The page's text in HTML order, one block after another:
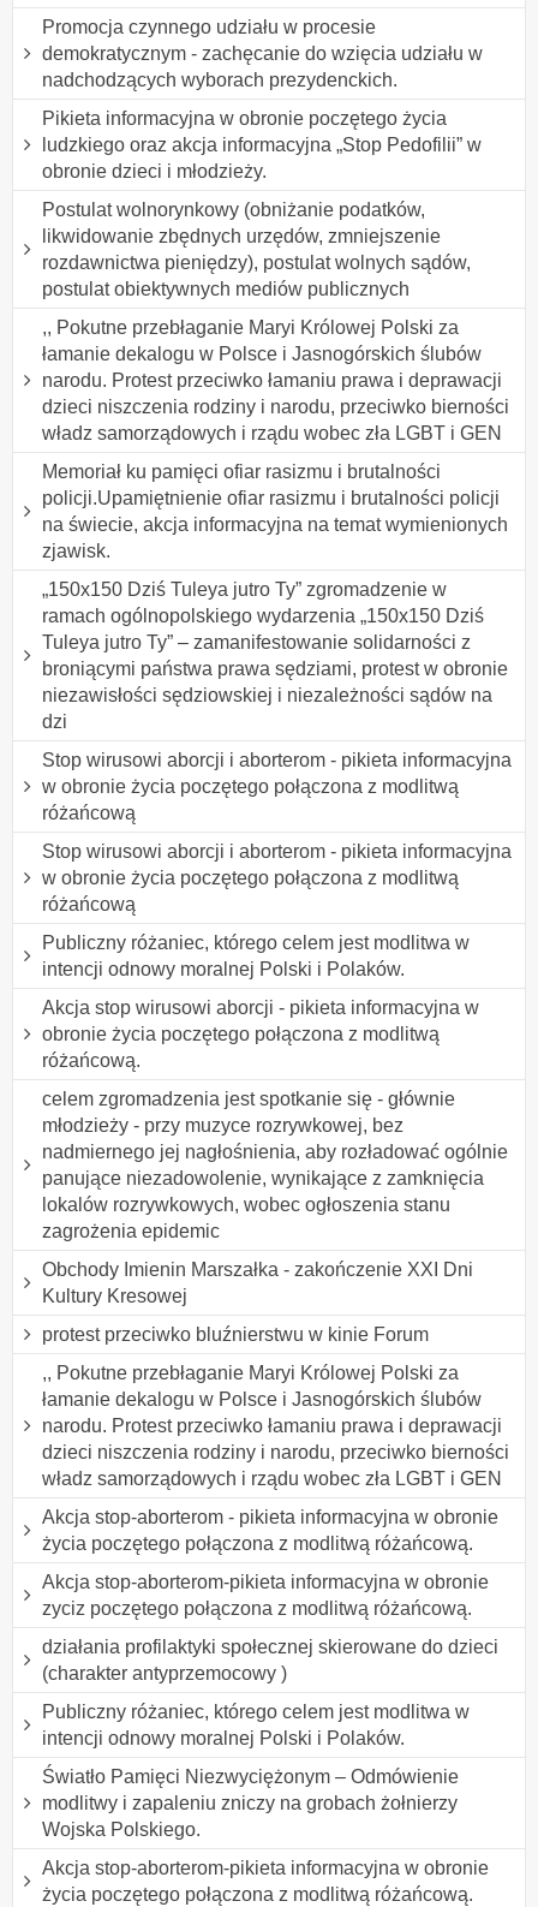
Promocja czynnego udziału w procesie
demokratycznym - zachęcanie do wzięcia udziału w
nadchodzących wyborach prezydenckich.
Pikieta informacyjna w obronie poczętego życia
ludzkiego oraz akcja informacyjna „Stop Pedofilii” w
obronie dzieci i młodzieży.
Postulat wolnorynkowy (obniżanie podatków,
likwidowanie zbędnych urzędów, zmniejszenie
rozdawnictwa pieniędzy), postulat wolnych sądów,
postulat obiektywnych mediów publicznych
,, Pokutne przebłaganie Maryi Królowej Polski za
łamanie dekalogu w Polsce i Jasnogórskich ślubów
narodu. Protest przeciwko łamaniu prawa i deprawacji
dzieci niszczenia rodziny i narodu, przeciwko bierności
władz samorządowych i rządu wobec zła LGBT i GEN
Memoriał ku pamięci ofiar rasizmu i brutalności
policji.Upamiętnienie ofiar rasizmu i brutalności policji
na świecie, akcja informacyjna na temat wymienionych
zjawisk.
„150x150 Dziś Tuleya jutro Ty” zgromadzenie w
ramach ogólnopolskiego wydarzenia „150x150 Dziś
Tuleya jutro Ty” – zamanifestowanie solidarności z
broniącymi państwa prawa sędziami, protest w obronie
niezawisłości sędziowskiej i niezależności sądów na
dzi
Stop wirusowi aborcji i aborterom - pikieta informacyjna
w obronie życia poczętego połączona z modlitwą
różańcową
Stop wirusowi aborcji i aborterom - pikieta informacyjna
w obronie życia poczętego połączona z modlitwą
różańcową
Publiczny różaniec, którego celem jest modlitwa w
intencji odnowy moralnej Polski i Polaków.
Akcja stop wirusowi aborcji - pikieta informacyjna w
obronie życia poczętego połączona z modlitwą
różańcową.
celem zgromadzenia jest spotkanie się - głównie
młodzieży - przy muzyce rozrywkowej, bez
nadmiernego jej nagłośnienia, aby rozładować ogólnie
panujące niezadowolenie, wynikające z zamknięcia
lokalów rozrywkowych, wobec ogłoszenia stanu
zagrożenia epidemic
Obchody Imienin Marszałka - zakończenie XXI Dni
Kultury Kresowej
protest przeciwko bluźnierstwu w kinie Forum
,, Pokutne przebłaganie Maryi Królowej Polski za
łamanie dekalogu w Polsce i Jasnogórskich ślubów
narodu. Protest przeciwko łamaniu prawa i deprawacji
dzieci niszczenia rodziny i narodu, przeciwko bierności
władz samorządowych i rządu wobec zła LGBT i GEN
Akcja stop-aborterom - pikieta informacyjna w obronie
życia poczętego połączona z modlitwą różańcową.
Akcja stop-aborterom-pikieta informacyjna w obronie
zyciz poczętego połączona z modlitwą różańcową.
działania profilaktyki społecznej skierowane do dzieci
(charakter antyprzemocowy )
Publiczny różaniec, którego celem jest modlitwa w
intencji odnowy moralnej Polski i Polaków.
Światło Pamięci Niezwyciężonym – Odmówienie
modlitwy i zapaleniu zniczy na grobach żołnierzy
Wojska Polskiego.
Akcja stop-aborterom-pikieta informacyjna w obronie
życia poczętego połączona z modlitwą różańcową.